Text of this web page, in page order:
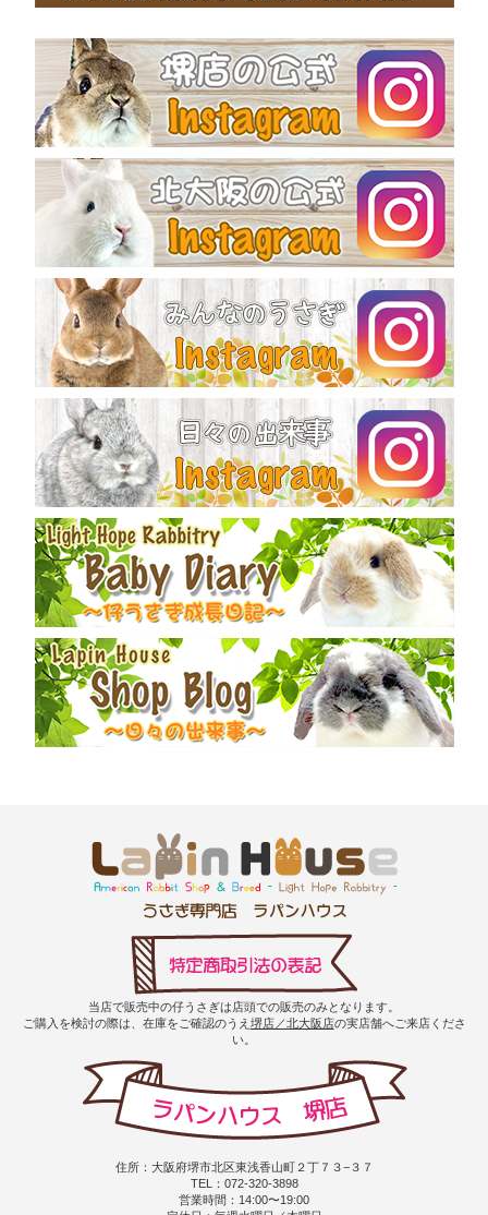
当店で販売中の仔うさぎは店頭での販売のみとなります。
ご購入を検討の際は、在庫をご確認のうえ 堺店／北大阪店の実店舗へご来店くださ
い。
住所：大阪府堺市北区東浅香山町２丁７３−３７
TEL：072-320-3898
営業時間：14:00〜19:00